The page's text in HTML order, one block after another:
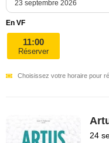
En VF
11:00
Réserver
Choisissez votre horaire pour
24